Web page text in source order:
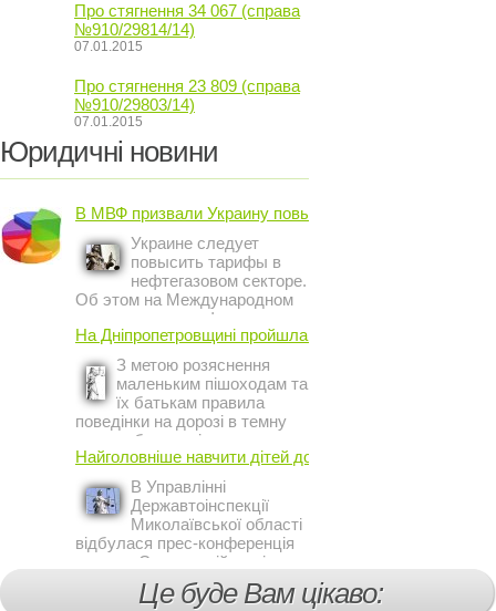
Про стягнення 34 067 (справа
№910/29814/14)
07.01.2015
Про стягнення 23 809 (справа
№910/29803/14)
07.01.2015
Юридичні новини
В МВФ призвали Украину повысить ...
Украине следует
повысить тарифы в
нефтегазовом секторе.
Об этом на Международном
инвестиционном форуме в
Киеве заявил постоянный
представитель МВФ на
Украине Жером Ваше.
На Дніпропетровщині пройшла акція ...
З метою розяснення
маленьким пішоходам та
їх батькам правила
поведінки на дорозі в темну
пору доби, працівники сектору
профілактичної роботи відділу
ДАІ з обслуговування міста
Кривий Ріг провели ...
Найголовніше навчити дітей дотримуватися ...
В Управлінні
Державтоінспекції
Миколаївської області
відбулася прес-конференція
на тему Стан аварійності за
участю, з вини дітей і
пішоходів.Це буде Вам цікаво: